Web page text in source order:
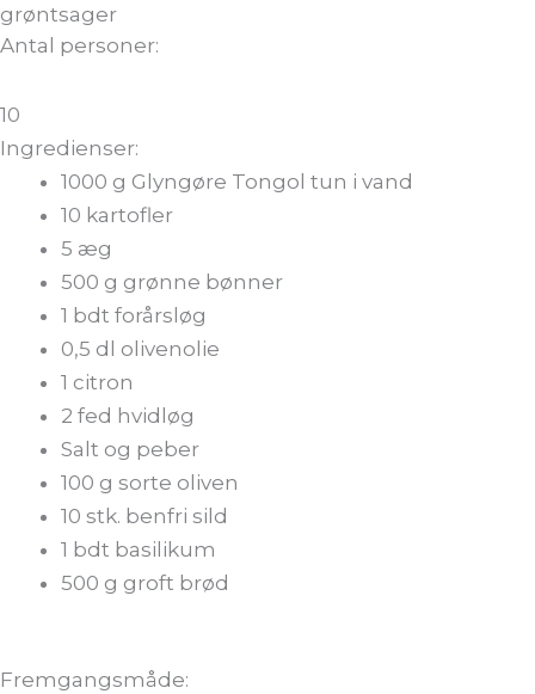
grøntsager
Antal personer:
10
Ingredienser:
1000 g Glyngøre Tongol tun i vand
10 kartofler
5 æg
500 g grønne bønner
1 bdt forårsløg
0,5 dl olivenolie
1 citron
2 fed hvidløg
Salt og peber
100 g sorte oliven
10 stk. benfri sild
1 bdt basilikum
500 g groft brød
Fremgangsmåde: